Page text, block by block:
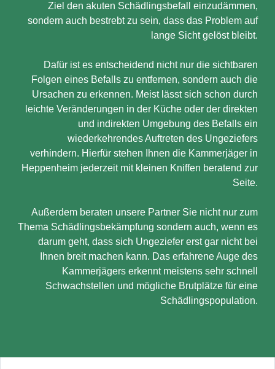
Ziel den akuten Schädlingsbefall einzudämmen,
sondern auch bestrebt zu sein, dass das Problem auf
lange Sicht gelöst bleibt.
Dafür ist es entscheidend nicht nur die sichtbaren
Folgen eines Befalls zu entfernen, sondern auch die
Ursachen zu erkennen. Meist lässt sich schon durch
leichte Veränderungen in der Küche oder der direkten
und indirekten Umgebung des Befalls ein
wiederkehrendes Auftreten des Ungeziefers
verhindern. Hierfür stehen Ihnen die Kammerjäger in
Heppenheim jederzeit mit kleinen Kniffen beratend zur
Seite.
Außerdem beraten unsere Partner Sie nicht nur zum
Thema Schädlingsbekämpfung sondern auch, wenn es
darum geht, dass sich Ungeziefer erst gar nicht bei
Ihnen breit machen kann. Das erfahrene Auge des
Kammerjägers erkennt meistens sehr schnell
Schwachstellen und mögliche Brutplätze für eine
Schädlingspopulation.